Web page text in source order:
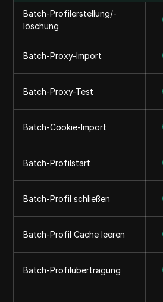
Batch-Profilerstellung/-
löschung
Batch-Proxy-Import
Batch-Proxy-Test
Batch-Cookie-Import
Batch-Profilstart
Batch-Profil schließen
Batch-Profil Cache leeren
Batch-Profilübertragung